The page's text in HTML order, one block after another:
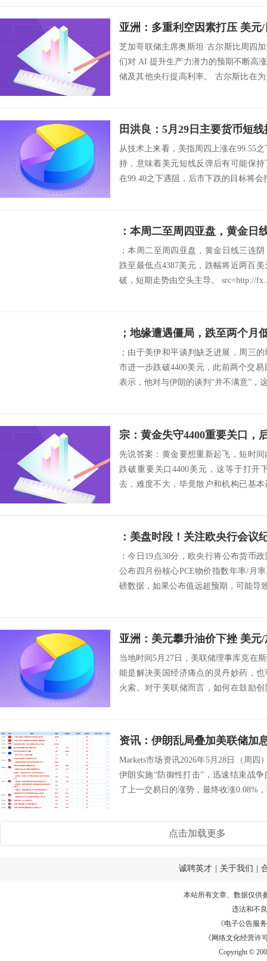
亚洲：多重利空因素打压 美元
芝加哥联储主席奥斯坦·古尔斯比周四
们对 AI 提升生产力潜力的预期不断高
储及其他央行提高利率。 古尔斯比在
田洪良：5月29日主要货币
从技术上来看，美指周四上涨在99.55
持，意味着美元短线反弹后有可能保
在99.40之下遇阻，后市下跌的目标将会
：本周二至周四亚盘，黄金日
：本周二至周四亚盘，黄金日线三连
跌至最低点4387美元，跌幅将近两百
破，短期走势由空头主导。 src=http://
；由于美伊和平谈判缺乏进展，周三
市进一步跌破4400美元，此前两个交
表示，他对与伊朗的谈判“并不满意”，
先说答案：黄金要想重新起飞，短时
跌破重要关口4400美元，这等于打开
去，难度不大，毕竟散户和机构已基
：美盘时段！关注欧央行会议
：今日19点30分，欧央行将公布货币
公布四月份核心PCE物价指数年率/月
磅数据，如果公布值远超预期，可能导
亚洲：美元攀升油价下挫 美元
当地时间5月27日，美联储理事库克在
能是解决美国经济痛点的灵丹妙药，
火索。对于美联储而言，如何在鼓励
Markets市场资讯2026年5月28日（周
伊朗实施“防御性打击”，迅速结束战
了上一交易日的涨势，最终收涨0.08%
点击加载更多
诚聘英才 关于我们
本站所有文章、数据仅供
违法和不
《电子公告服务
《网络文化经营许
Copyright ©